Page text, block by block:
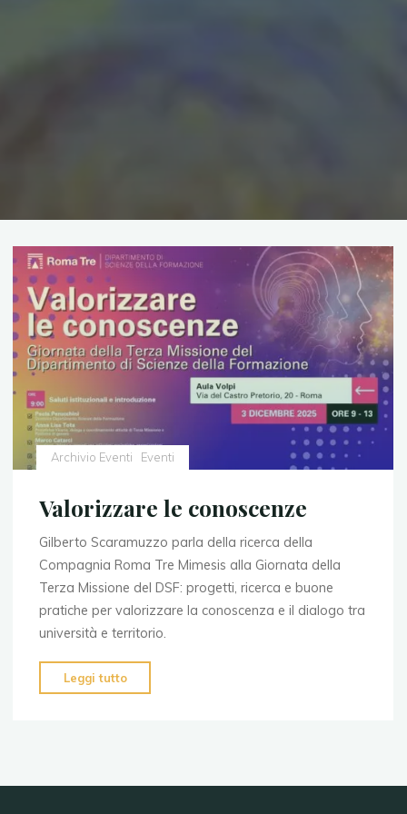
Archivio Eventi Eventi
Valorizzare le conoscenze
Gilberto Scaramuzzo parla della ricerca della
Compagnia Roma Tre Mimesis alla Giornata della
Terza Missione del DSF: progetti, ricerca e buone
pratiche per valorizzare la conoscenza e il dialogo tra
università e territorio.
Leggi tutto
le